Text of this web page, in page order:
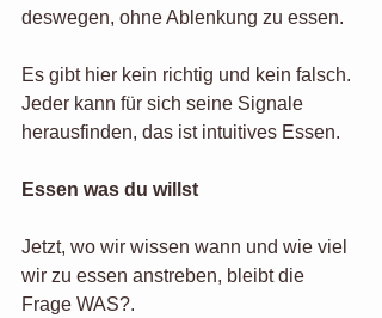
deswegen, ohne Ablenkung zu essen.
Es gibt hier kein richtig und kein falsch.
Jeder kann für sich seine Signale
herausfinden, das ist intuitives Essen.
Essen was du willst
Jetzt, wo wir wissen wann und wie viel
wir zu essen anstreben, bleibt die
Frage WAS?.